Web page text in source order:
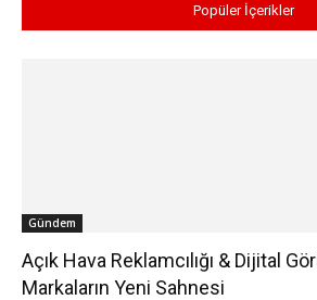
Popüler İçerikler
Gündem
Açık Hava Reklamcılığı & Dijital
Markaların Yeni Sahnesi